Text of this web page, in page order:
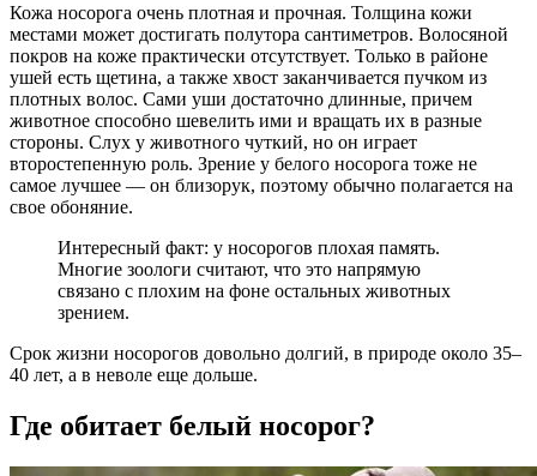
Кожа носорога очень плотная и прочная. Толщина кожи
местами может достигать полутора сантиметров. Волосяной
покров на коже практически отсутствует. Только в районе
ушей есть щетина, а также хвост заканчивается пучком из
плотных волос. Сами уши достаточно длинные, причем
животное способно шевелить ими и вращать их в разные
стороны. Слух у животного чуткий, но он играет
второстепенную роль. Зрение у белого носорога тоже не
самое лучшее — он близорук, поэтому обычно полагается на
свое обоняние.
Интересный факт: у носорогов плохая память.
Многие зоологи считают, что это напрямую
связано с плохим на фоне остальных животных
зрением.
Срок жизни носорогов довольно долгий, в природе около 35–
40 лет, а в неволе еще дольше.
Где обитает белый носорог?